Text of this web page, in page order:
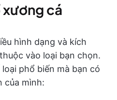
xương cá
hình dạng và kích
vào loại bạn chọn.
phổ biến mà bạn có
của mình: